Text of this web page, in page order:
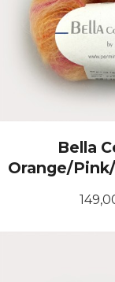
Bella
Orange/
Pris